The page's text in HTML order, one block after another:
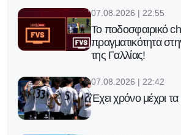
07.08.2026 | 22:55
Το ποδοσφαιρικό
πραγματικότητα
της Γαλλίας!
07.08.2026 | 22:42
Έχει χρόνο μέχρι